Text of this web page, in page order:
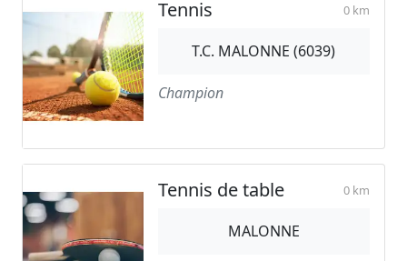
Tennis 0 km
T.C. MALONNE (6039)
Champion
Tennis de table 0 km
MALONNE